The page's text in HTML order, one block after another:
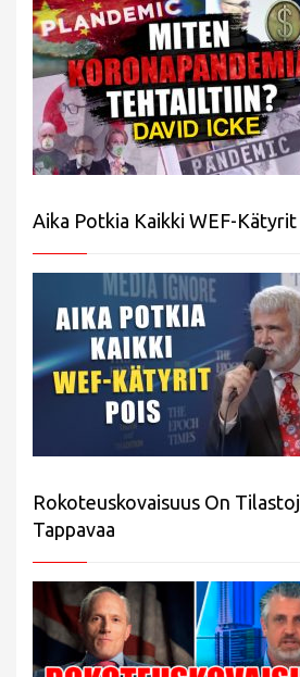
Aika Potkia Kaikki WEF-Kätyrit
Rokoteuskovaisuus On
Tappavaa